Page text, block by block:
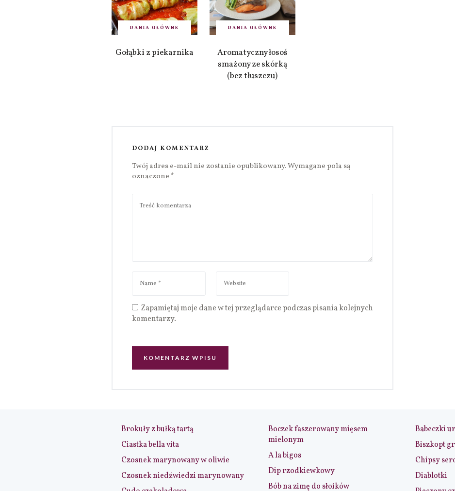
DANIA GŁÓWNE
Gołąbki z piekarnika
DANIA GŁÓWNE
Aromatyczny łosoś
smażony ze skórką
(bez tłuszczu)
DODAJ KOMENTARZ
Twój adres e-mail nie zostanie opublikowany.Wymagane pola są
oznaczone *
Zapamiętaj moje dane w tej przeglądarce podczas pisania kolejnych
komentarzy.
Brokuły z bułką tartą
Ciastka bella vita
Czosnek marynowany w oliwie
Czosnek niedźwiedzi marynowany
Boczek faszerowany mięsem
mielonym
A la bigos
Dip rzodkiewkowy
Bób na zimę do słoików
Babeczki
Biszkopt
Chipsy
Diablotki